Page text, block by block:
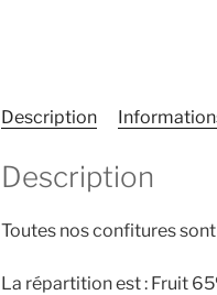
Description
Description
Toutes nos confitures
La répartition est : Fruit